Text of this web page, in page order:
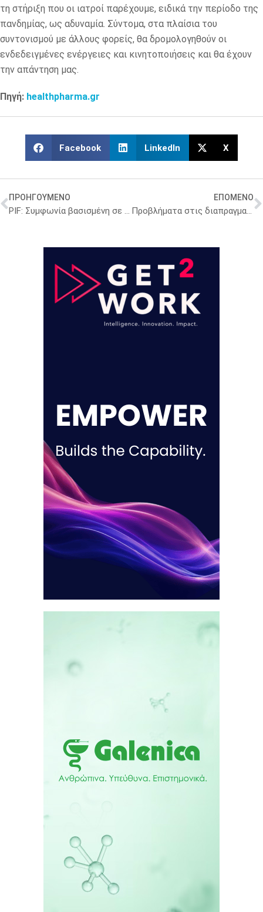
τη στήριξη που οι ιατροί παρέχουμε, ειδικά την περίοδο της
πανδημίας, ως αδυναμία. Σύντομα, στα πλαίσια του
συντονισμού με άλλους φορείς, θα δρομολογηθούν οι
ενδεδειγμένες ενέργειες και κινητοποιήσεις και θα έχουν
την απάντηση μας.
Πηγή: healthpharma.gr
Facebook LinkedIn X
ΠΡΟΗΓΟΥΜΕΝΟ
PIF: Συμφωνία βασισμένη σε τέσσερις αρχές για ένα νέο σύστημα Υγείας
ΕΠΟΜΕΝΟ
Προβλήματα στις διαπραγματεύσεις της Ε.Ε. για εμβόλια του COVID-19